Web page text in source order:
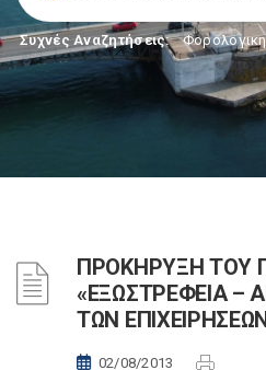
Συχνές Αναζητήσεις:
ΠΡΟΚΗΡΥΞΗ ΤΟΥ
«ΕΞΩΣΤΡΕΦΕΙΑ –
ΤΩΝ
02/08/2013